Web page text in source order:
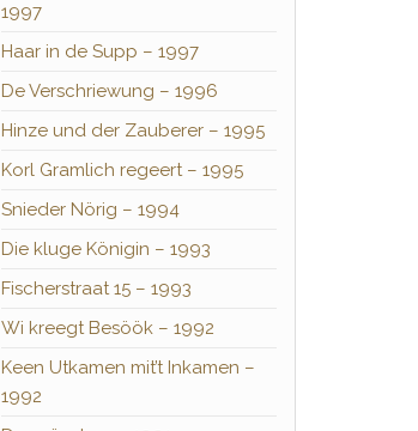
1997
Haar in de Supp – 1997
De Verschriewung – 1996
Hinze und der Zauberer – 1995
Korl Gramlich regeert – 1995
Snieder Nörig – 1994
Die kluge Königin – 1993
Fischerstraat 15 – 1993
Wi kreegt Besöök – 1992
Keen Utkamen mit’t Inkamen –
1992